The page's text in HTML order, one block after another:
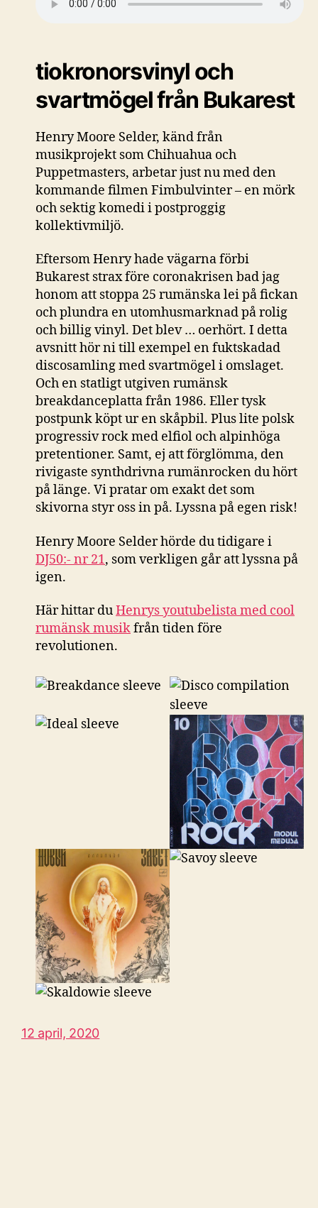
tiokronorsvinyl och
svartmögel från Bukarest
Henry Moore Selder, känd från
musikprojekt som Chihuahua och
Puppetmasters, arbetar just nu med den
kommande filmen Fimbulvinter – en mörk
och sektig komedi i postproggig
kollektivmiljö.
Eftersom Henry hade vägarna förbi
Bukarest strax före coronakrisen bad jag
honom att stoppa 25 rumänska lei på fickan
och plundra en utomhusmarknad på rolig
och billig vinyl. Det blev … oerhört. I detta
avsnitt hör ni till exempel en fuktskadad
discosamling med svartmögel i omslaget.
Och en statligt utgiven rumänsk
breakdanceplatta från 1986. Eller tysk
postpunk köpt ur en skåpbil. Plus lite polsk
progressiv rock med elfiol och alpinhöga
pretentioner. Samt, ej att förglömma, den
rivigaste synthdrivna rumänrocken du hört
på länge. Vi pratar om exakt det som
skivorna styr oss in på. Lyssna på egen risk!
Henry Moore Selder hörde du tidigare i
DJ50:- nr 21, som verkligen går att lyssna på
igen.
Här hittar duHenrys youtubelista med cool
rumänsk musikfrån tiden före
revolutionen.
12 april, 2020